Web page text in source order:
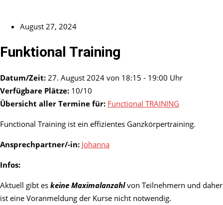
August 27, 2024
Funktional Training
Datum/Zeit: 27. August 2024 von 18:15 - 19:00 Uhr
Verfügbare Plätze: 10/10
Übersicht aller Termine für: Functional TRAINING
Functional Training ist ein effizientes Ganzkörpertraining.
Ansprechpartner/-in: Johanna
Infos:
Aktuell gibt es keine Maximalanzahlvon Teilnehmern und daher
ist eine Voranmeldung der Kurse nicht notwendig.